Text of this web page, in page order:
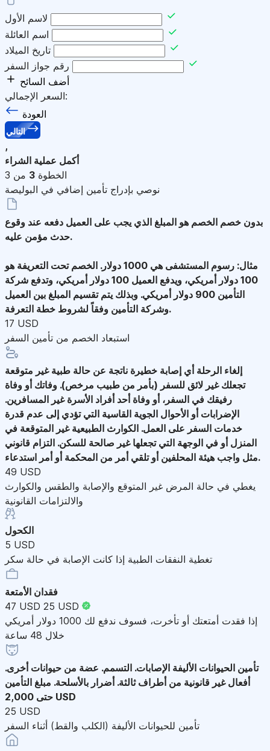
لاسم الأول
اسم العائلة
تاريخ الميلاد
رقم جواز السفر
أضف السائح
السعر الإجمالي:
العودة
التالي
,
أكمل عملية الشراء
الخطوة 3 من 3
نوصي بإدراج تأمين إضافي في البوليصة
بدون خصم الخصم هو المبلغ الذي يجب على العميل دفعه عند وقوع
حدث مؤمن عليه.
مثال: رسوم المستشفى هي 1000 دولار. الخصم تحت التعريفة هو
100 دولار أمريكي، ويدفع العميل 100 دولار أمريكي، وتدفع شركة
التأمين 900 دولار أمريكي. وبذلك يتم تقسيم المبلغ بين العميل
وشركة التأمين وفقاً لشروط خطة التعرفة.
17 USD
استبعاد الخصم من تأمين السفر
إلغاء الرحلة أي إصابة خطيرة ناتجة عن حالة طبية غير متوقعة
تجعلك غير لائق للسفر (بأمر من طبيب مرخص). وفاتك أو وفاة
رفيقك في السفر، أو وفاة أحد أفراد الأسرة غير المسافرين.
الإضرابات أو الأحوال الجوية القاسية التي تؤدي إلى عدم قدرة
خدمات السفر على العمل. الكوارث الطبيعية غير المتوقعة في
المنزل أو في الوجهة التي تجعلها غير صالحة للسكن. التزام قانوني
مثل واجب هيئة المحلفين أو تلقي أمر من المحكمة أو أمر استدعاء.
49 USD
يغطي في حالة المرض غير المتوقع والإصابة والطقس والكوارث
والالتزامات القانونية
الكحول
5 USD
تغطية النفقات الطبية إذا كانت الإصابة في حالة سكر
فقدان الأمتعة
47 USD 25 USD
إذا فقدت أمتعتك أو تأخرت، فسوف ندفع لك 1000 دولار أمريكي
خلال 48 ساعة
تأمين الحيوانات الأليفة الإصابات. التسمم. عضة من حيوانات أخرى.
أفعال غير قانونية من أطراف ثالثة. أضرار بالأسلحة. مبلغ التأمين
حتى 2,000 USD
25 USD
تأمين للحيوانات الأليفة (الكلب والقط) أثناء السفر